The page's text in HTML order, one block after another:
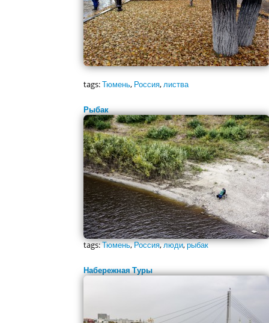
tags:Тюмень, Россия,листва
Рыбак
tags:Тюмень,Россия,люди,рыбак
Набережная Туры